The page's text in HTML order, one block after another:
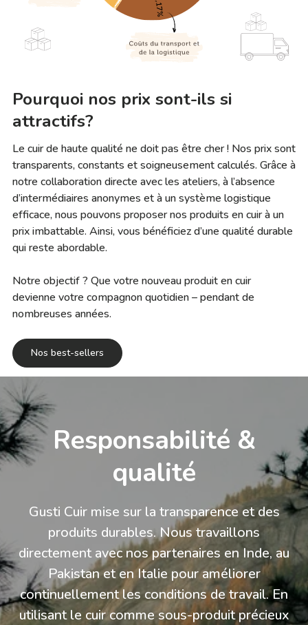
Pourquoi nos prix sont-ils si
attractifs?
Le cuir de haute qualité ne doit pas être cher ! Nos prix sont
transparents, constants et soigneusement calculés. Grâce à
notre collaboration directe avec les ateliers, à l’absence
d’intermédiaires anonymes et à un système logistique
efficace, nous pouvons proposer nos produits en cuir à un
prix imbattable. Ainsi, vous bénéficiez d’une qualité durable
qui reste abordable.
Notre objectif ? Que votre nouveau produit en cuir
devienne votre compagnon quotidien – pendant de
nombreuses années.
Nos best-sellers
Responsabilité &
qualité
Gusti Cuir mise sur la transparence et des
produits durables. Nous travaillons
directement avec nos partenaires en Inde, au
Pakistan et en Italie pour améliorer
continuellement les conditions de travail. En
utilisant le cuir comme sous-produit précieux